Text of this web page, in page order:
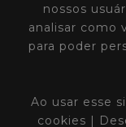
nossos
analisar como
para poder
Ao usar esse
cookies |